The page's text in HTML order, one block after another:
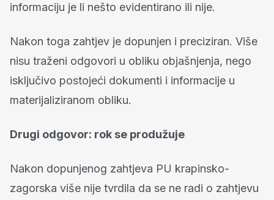
informaciju je li nešto evidentirano ili nije.
Nakon toga zahtjev je dopunjen i preciziran. Više
nisu traženi odgovori u obliku objašnjenja, nego
isključivo postojeći dokumenti i informacije u
materijaliziranom obliku.
Drugi odgovor: rok se produžuje
Nakon dopunjenog zahtjeva PU krapinsko-
zagorska više nije tvrdila da se ne radi o zahtjevu